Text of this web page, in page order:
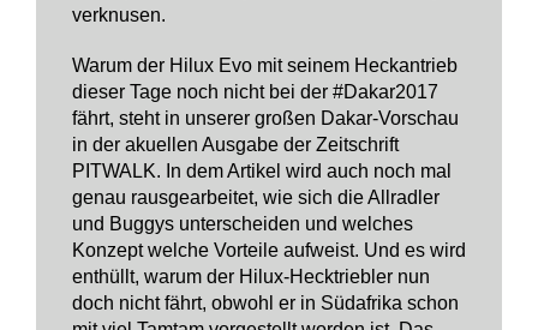
verknusen.
Warum der Hilux Evo mit seinem Heckantrieb
dieser Tage noch nicht bei der #Dakar2017
fährt, steht in unserer großen Dakar-Vorschau
in der akuellen Ausgabe der Zeitschrift
PITWALK. In dem Artikel wird auch noch mal
genau rausgearbeitet, wie sich die Allradler
und Buggys unterscheiden und welches
Konzept welche Vorteile aufweist. Und es wird
enthüllt, warum der Hilux-Hecktriebler nun
doch nicht fährt, obwohl er in Südafrika schon